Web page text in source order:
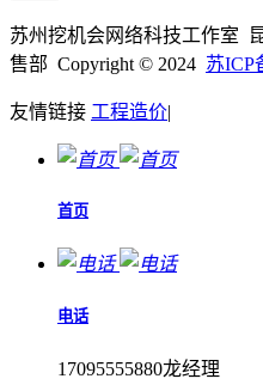
苏州挖机会网络科技工作室
售部 Copyright © 2024 苏ICP
友情链接 工程造价|
首页
电话
17095555880龙经理